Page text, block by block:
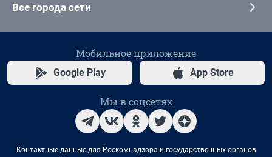
Все города сети
Мобильное приложение
Google Play App Store
Мы в соцсетях
Контактные данные для Роскомнадзора и государственных органов